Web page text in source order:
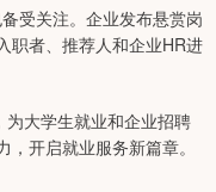
受关注。企业发布悬赏岗
职者、推荐人和企业HR进
为大学生就业和企业招聘
开启就业服务新篇章。